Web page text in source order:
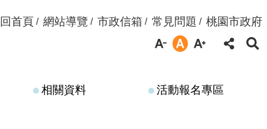
回首頁 網站導覽 市政信箱 常見問題 桃園市政府
相關資料 活動報名專區